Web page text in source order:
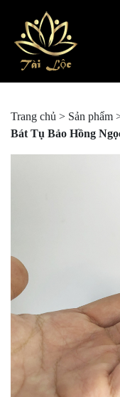
Trang chủ > Sản phẩm
Bát Tụ Bảo Hồng